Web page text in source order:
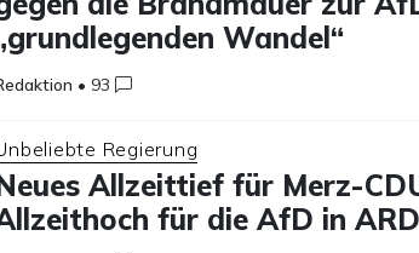
Wandel“
• 93
Regierung
Allzeittief für Merz-
für die AfD in